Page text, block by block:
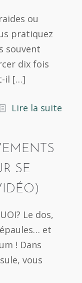
ou
pratiquez
souvent
dix fois
il […]
Lire la suite
SE
Le dos,
et
! Dans
vous